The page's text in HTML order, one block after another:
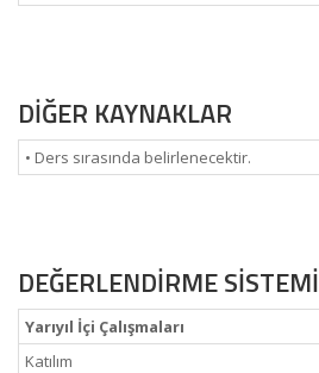
DİĞER KAYNAKLAR
• Ders sırasında belirlenecektir.
DEĞERLENDİRME SİSTEMİ
Yarıyıl İçi Çalışmaları
Katılım